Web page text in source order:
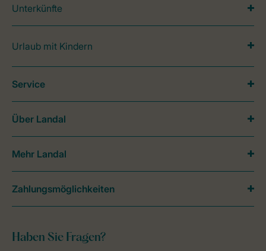
Unterkünfte
Urlaub mit Kindern
Haben Sie Fragen?
Service
Über Landal
Mehr Landal
Zahlungsmöglichkeiten